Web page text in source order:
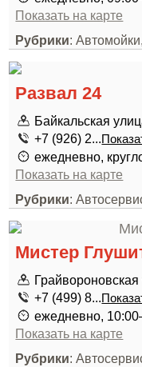
Показать на карте
Рубрики:
Развал 24
Байкальская
+7 (926) 2...
ежедневно,
Показать на карте
Рубрики:
Мистер
Грайвороновская
+7 (499) 8...
ежедневно,
Показать на карте
Рубрики: